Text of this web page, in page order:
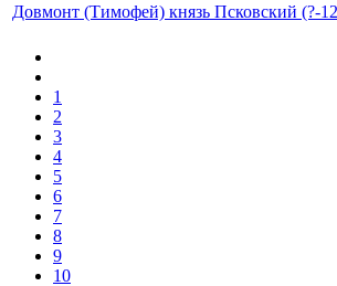
Довмонт (Тимофей) князь Псковский (?-
1
2
3
4
5
6
7
8
9
10